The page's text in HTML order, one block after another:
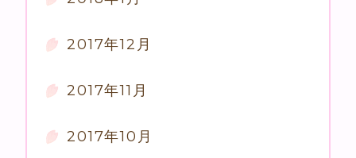
2017年12月
2017年11月
2017年10月